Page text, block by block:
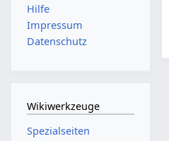
Hilfe
Impressum
Datenschutz
Wikiwerkzeuge
Spezialseiten